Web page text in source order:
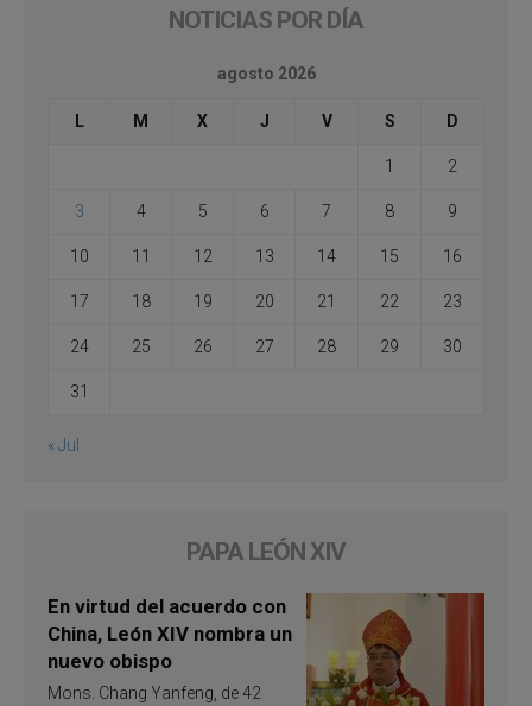
NOTICIAS POR DÍA
agosto 2026
L M X J V S D
1 2
3 4 5 6 7 8 9
10 11 12 13 14 15 16
17 18 19 20 21 22 23
24 25 26 27 28 29 30
31
« Jul
PAPA LEÓN XIV
En virtud del acuerdo con
China, León XIV nombra un
nuevo obispo
Mons. Chang Yanfeng, de 42